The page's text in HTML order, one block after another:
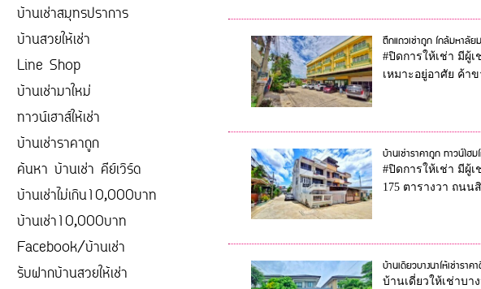
บ้านเช่าสมุทรปราการ
บ้านสวยให้เช่า
Line Shop
บ้านเช่ามาใหม่
ทาวน์เฮาส์ให้เช่า
บ้านเช่าราคาถูก
ค้นหา บ้านเช่า คีย์เวิร์ด
บ้านเช่าไม่เกิน10,000บาท
บ้านเช่า10,000บาท
Facebook/บ้านเช่า
รับฝากบ้านสวยให้เช่า
ตึกแถวเช่าถูก ใกล้มหาลั
#ปิดการให้เช่า มีผู้
เหมาะอยู่อาศัย ค้า
บ้านเช่าราคาถูก ทาวน์โ
#ปิดการให้เช่า มีผู้
175 ตารางวา ถนน
บ้านเดี่ยวบางนาให้เช่ารา
บ้านเดี่ยวให้เช่าบา